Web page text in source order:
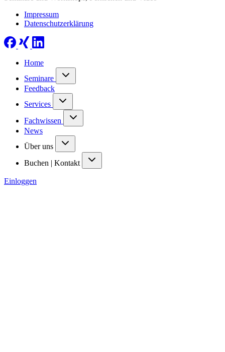
Impressum
Datenschutzerklärung
Home
Seminare
Feedback
Services
Fachwissen
News
Über uns
Buchen | Kontakt
Einloggen